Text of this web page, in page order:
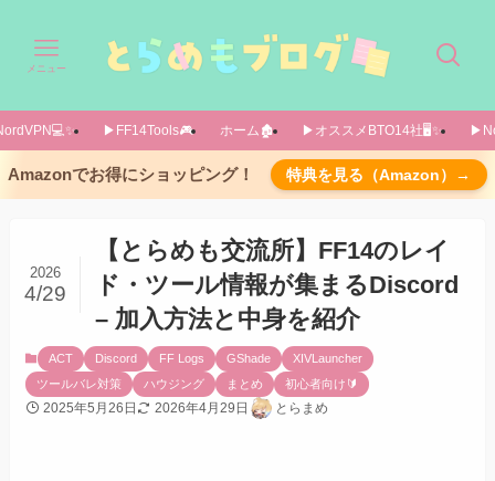
メニュー
▶FF14Tools🎮️ ホーム🏚️ ▶オススメBTO14社🖥️✨️
Amazonでお得にショッピング！ 特典を見る（Amazon）→
【とらめも交流所】FF14のレイ
ド・ツール情報が集まるDiscord
– 加入方法と中身を紹介
2026
4/29
ACT Discord FF Logs GShade
XIVLauncher
ツールバレ対策
ハウジング まとめ 初心者向け🔰
2025年5月26日 2026年4月29日 とらまめ